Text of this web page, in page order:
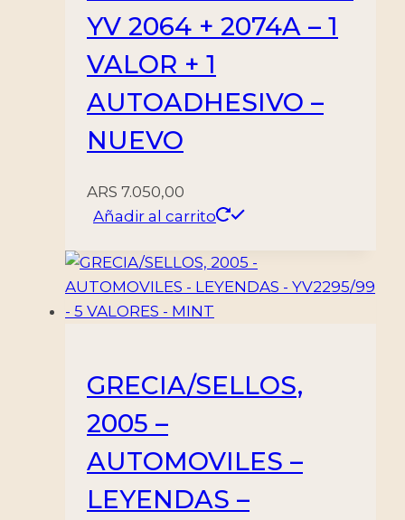
YV 2064 + 2074A – 1
VALOR + 1
AUTOADHESIVO –
NUEVO
ARS 7.050,00
Añadir al carrito
GRECIA/SELLOS,
2005 –
AUTOMOVILES –
LEYENDAS –